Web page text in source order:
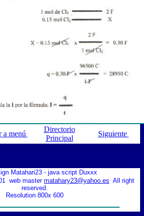
a menú
Directorio
Principal
Siguiente
Matahari23 - java script Duxxx
web master matahary23@yahoo.es All right
reserved.
Resolution 800x 600